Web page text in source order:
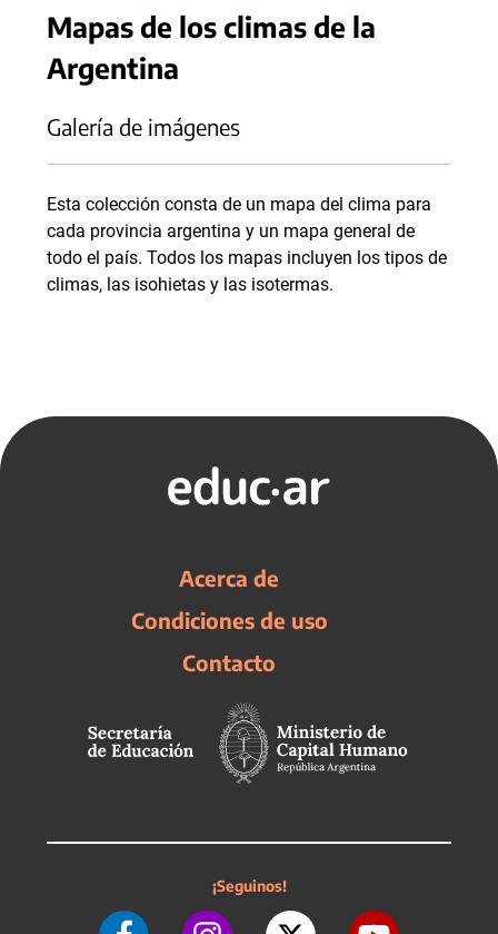
Mapas de los climas de la
Argentina
Galería de imágenes
Esta colección consta de un mapa del clima para
cada provincia argentina y un mapa general de
todo el país. Todos los mapas incluyen los tipos de
climas, las isohietas y las isotermas.
Acerca de
Condiciones de uso
Contacto
¡Seguinos!